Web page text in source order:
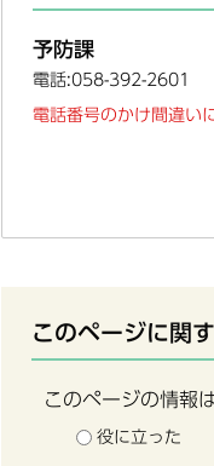
予防課
電話:058-392-2601
電話番号のかけ間違い
このページに関
このページの情報
役に立った